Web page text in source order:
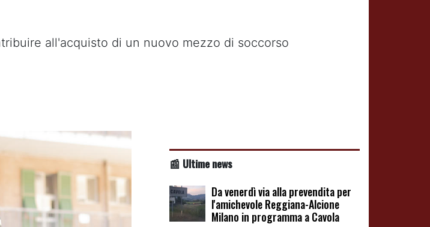
all'acquisto di un nuovo mezzo di soccorso
📰 Ultime news
Da venerdì via alla prevendita per
l'amichevole Reggiana-Alcione
Milano in programma a Cavola